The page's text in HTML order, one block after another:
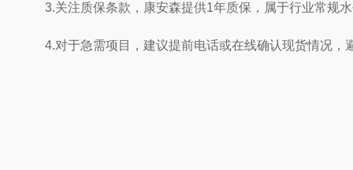
3.关注质保条款，康安森提供1年质保，属于行业常规
4.对于急需项目，建议提前电话或在线确认现货情况，